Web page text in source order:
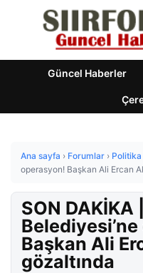
Güncel Haberler
Ana sayfa › Forumlar › Politika
operasyon! Başkan Ali Ercan
SON DAKİKA
Başkan Ali
gözaltında